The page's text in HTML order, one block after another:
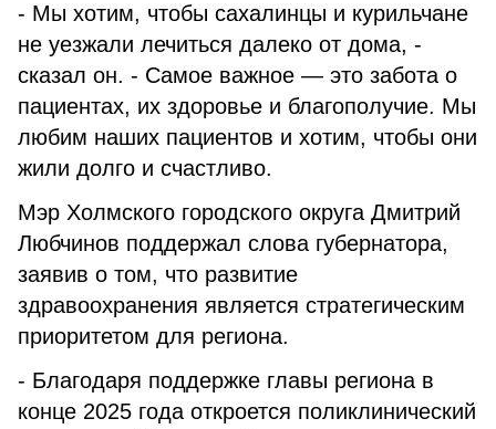
- Мы хотим, чтобы сахалинцы и курильчане
не уезжали лечиться далеко от дома, -
сказал он. - Самое важное — это забота о
пациентах, их здоровье и благополучие. Мы
любим наших пациентов и хотим, чтобы они
жили долго и счастливо.
Мэр Холмского городского округа Дмитрий
Любчинов поддержал слова губернатора,
заявив о том, что развитие
здравоохранения является стратегическим
приоритетом для региона.
- Благодаря поддержке главы региона в
конце 2025 года откроется поликлинический